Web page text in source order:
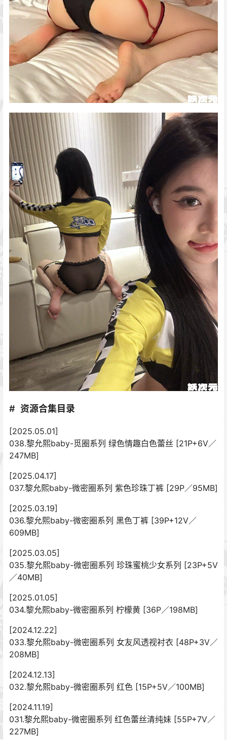
资源合集目录
[2025.05.01]
038.黎允熙baby-觅圈系列 绿色情趣白色蕾丝 [21P+6V／
247MB]
[2025.04.17]
037.黎允熙baby-微密圈系列 紫色珍珠丁裤 [29P／95MB]
[2025.03.19]
036.黎允熙baby-微密圈系列 黑色丁裤 [39P+12V／
609MB]
[2025.03.05]
035.黎允熙baby-微密圈系列 珍珠蜜桃少女系列 [23P+5V
／40MB]
[2025.01.05]
034.黎允熙baby-微密圈系列 柠檬黄 [36P／198MB]
[2024.12.22]
033.黎允熙baby-微密圈系列 女友风透视衬衣 [48P+3V／
208MB]
[2024.12.13]
032.黎允熙baby-微密圈系列 红色 [15P+5V／100MB]
[2024.11.19]
031.黎允熙baby-微密圈系列 红色蕾丝清纯妹 [55P+7V／
227MB]